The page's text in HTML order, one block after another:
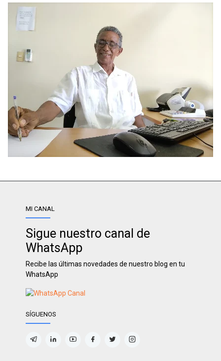
MI CANAL
Sigue nuestro canal de
WhatsApp
Recibe las últimas novedades de nuestro blog en tu
WhatsApp
SÍGUENOS